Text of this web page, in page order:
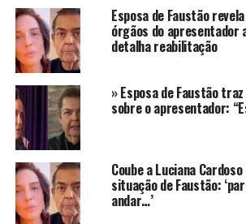
Situação inspira
extremos
De acordo com Feltrim, Faustão já
quando a sepse foi diagnosticada, e
permanece sob atenção máxima da
Familiares acompanham o caso de
recebendo atualizações constantes
quadro.
Feltrim também elogiou a postura de
Esposa de Faustão
órgãos do apresentador
detalha reabilitação
» Esposa de Faustão
sobre o apresentador:
Coube a Luciana
situação de Faustão:
andar…’